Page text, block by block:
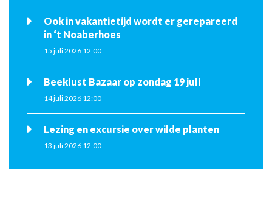
Ook in vakantietijd wordt er gerepareerd
in ‘t Noaberhoes
15 juli 2026 12:00
Beeklust Bazaar op zondag 19 juli
14 juli 2026 12:00
Lezing en excursie over wilde planten
13 juli 2026 12:00